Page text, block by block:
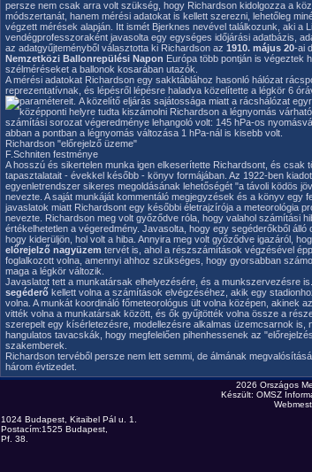
persze nem csak arra volt szükség, hogy Richardson kidolgozza a
módszertanát, hanem mérési adatokat is kellett szerezni, lehetőleg
végzett mérések alapján. Itt ismét Bjerknes nevével találkozunk, aki a
vendégprofesszoraként javasolta egy egységes időjárási adatbázis,
az adatgyűjteményből választotta ki Richardson az 1910. május 20-ai
Nemzetközi Ballonrepülési Napon Európa több pontján is végeztek
szélméréseket a ballonok kosarában utazók.
A mérési adatokat Richardson egy sakktáblához hasonló hálózat
reprezentatívnak, és lépésről lépésre haladva közelítette a légkör 6
paramétereit. A közelítő eljárás sajátossága miatt a rácshálózat
középponti helyre tudta kiszámolni Richardson a légnyomás
számítási sorozat végeredménye lehangoló volt: 145 hPa-os
abban a pontban a légnyomás változása 1 hPa-nál is kisebb volt.
Richardson "előrejelző üzeme"
F.Schniten festménye
A hosszú és sikertelen munka igen elkeserítette Richardsont, és csak
tapasztalatait - évekkel később - könyv formájában. Az 1922-ben
egyenletrendszer sikeres megoldásának lehetőségét "a távoli ködös
nevezte. A saját munkáját kommentáló megjegyzések és a könyv egy
javaslatok miatt Richardsont egy későbbi életrajzírója a meteorológia
nevezte. Richardson meg volt győződve róla, hogy valahol számítási
értékelhetetlen a végeredmény. Javasolta, hogy egy segéderőkből álló
hogy kiderüljön, hol volt a hiba. Annyira meg volt győződve igazáról,
előrejelző nagyüzem tervét is, ahol a részszámítások végzésével
foglalkozott volna, amennyi ahhoz szükséges, hogy gyorsabban
maga a légkör változik.
Javaslatot tett a munkatársak elhelyezésére, és a munkszervezésre
segéderőkellett volna a számítások elvégzéséhez, akik egy
volna. A munkát koordináló főmeteorológus ült volna középen, akinek
vitték volna a munkatársak között, és ők gyűjtötték volna össze a
szerepelt egy kísérletezésre, modellezésre alkalmas üzemcsarnok is,
hangulatos tavacskák, hogy megfelelően pihenhessenek az
szakemberek.
Richardson tervéből persze nem lett semmi, de álmának
három évtizedet.
2026 Országos
Készült: OMSZ
1024 Budapest, Kitaibel Pál u. 1.
Postacím:1525 Budapest,
Pf. 38.